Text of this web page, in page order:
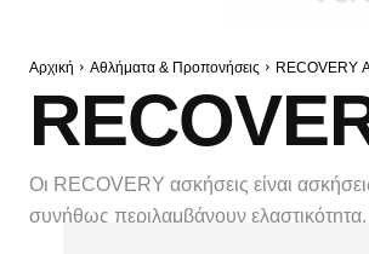
Αρχική Αθλήματα & Προπονήσεις RECOVERY
Οι RECOVERY ασκήσεις είναι
συνήθως περιλαμβάνουν